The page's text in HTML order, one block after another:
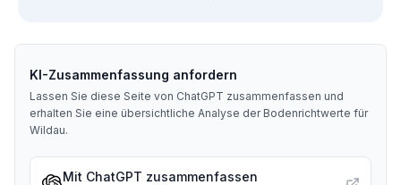
KI-Zusammenfassung anfordern
Lassen Sie diese Seite von ChatGPT zusammenfassen und
erhalten Sie eine übersichtliche Analyse der Bodenrichtwerte für
Wildau.
Mit ChatGPT zusammenfassen